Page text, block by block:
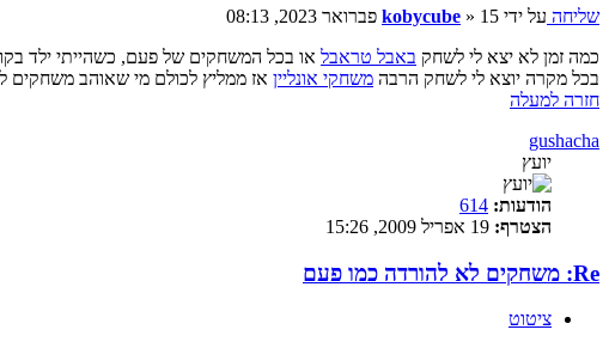
שליחה על ידי kobycube » 15 פברואר 2023, 08:13
כמה זמן לא יצא לי לשחק באבל טראבל או בכל המשחקים של פעם, כשהייתי ילד
בכל מקרה יוצא לי לשחק הרבה משחקי אונליין אז ממליץ לכולם מי שאוהב משחקים
חזרה למעלה
gushacha
יועץ
הודעות: 614
הצטרף:
Re: משחקים לא להורדה כמו פעם
ציטוט